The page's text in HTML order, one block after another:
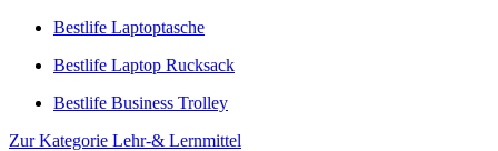
Bestlife Laptoptasche
Bestlife Laptop Rucksack
Bestlife Business Trolley
Zur Kategorie Lehr-& Lernmittel